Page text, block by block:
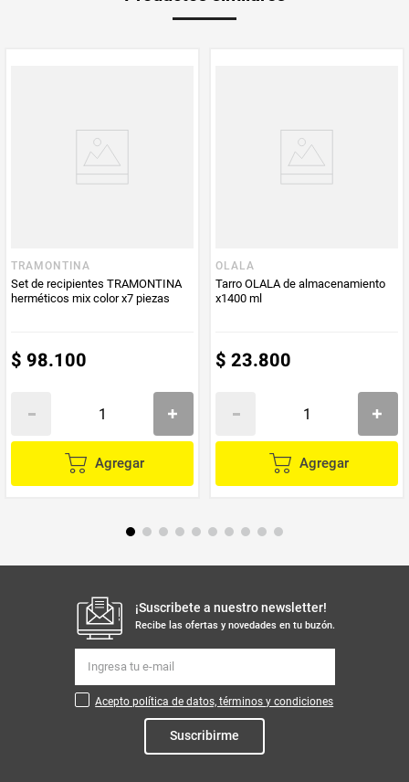
TRAMONTINA
Set de recipientes TRAMONTINA
herméticos mix color x7 piezas
$ 98.100
Agregar
OLALA
Tarro OLALA de almacenamiento
x1400 ml
$ 23.800
Agregar
¡Suscribete a nuestro newsletter!
Recibe las ofertas y novedades en tu buzón.
Acepto política de datos, términos y condiciones
Suscribirme